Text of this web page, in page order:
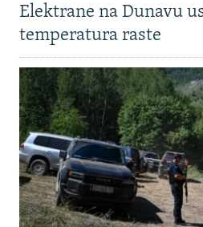
Elektrane na Dunavu
temperatura raste